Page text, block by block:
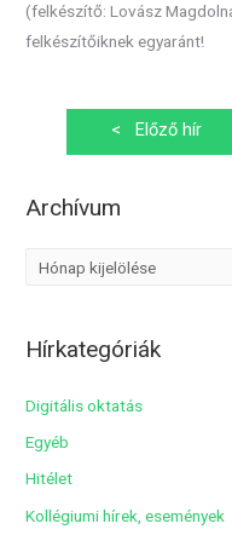
(felkészítő: Lovász
felkészítőiknek egyaránt!
Bejegyzés
navigáció
< Előző hír
Archívum
hHírkategóriák
Digitális oktatás
Egyéb
Hitélet
Kollégiumi hírek, események